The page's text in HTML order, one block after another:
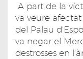
A part de la
va veure
del Palau
va negar el
destrosses en